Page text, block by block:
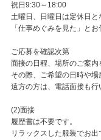
祝日9:30～18:00
土曜日、日曜日は定休日と
「仕事めぐみを見た」とお
ご応募を確認次第
面接の日程、場所のご案内
その際、ご希望の日時や場
遠方の方は、電話面接も行
(2)面接
履歴書は不要です。
リラックスした服装でお出